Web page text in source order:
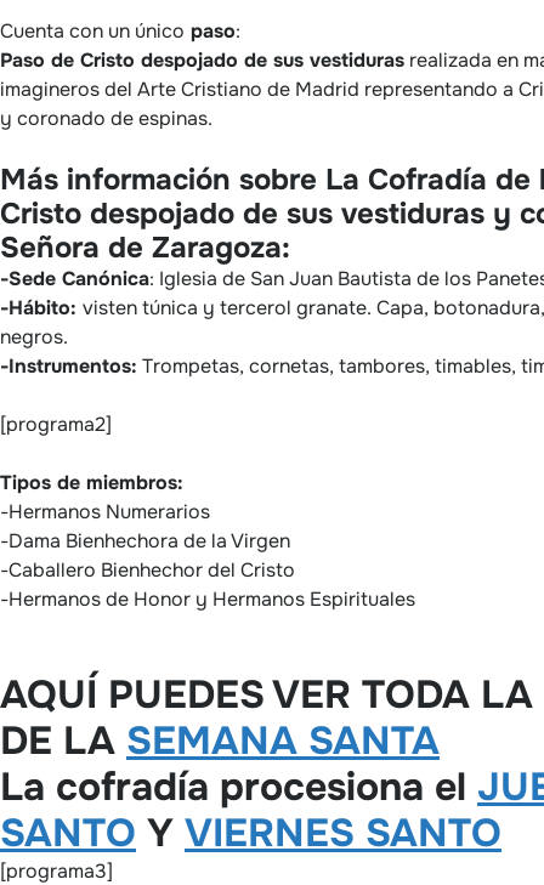
Cuenta con un único paso:
Paso de Cristo despojado de sus vestiduras realizada en
imagineros del Arte Cristiano de Madrid representando a
y coronado de espinas.
Más información sobre La Cofradía de
Cristo despojado de sus vestiduras y
Señora de Zaragoza:
-Sede Canónica: Iglesia de San Juan Bautista de los
-Hábito: visten túnica y tercerol granate. Capa,
negros.
-Instrumentos: Trompetas, cornetas, tambores, timables,
[programa2]
Tipos de miembros:
-Hermanos Numerarios
-Dama Bienhechora de la Virgen
-Caballero Bienhechor del Cristo
-Hermanos de Honor y Hermanos Espirituales
AQUÍ PUEDES VER TODA
DE LA SEMANA SANTA
La cofradía procesiona el
SANTO Y VIERNES SANTO
[programa3]